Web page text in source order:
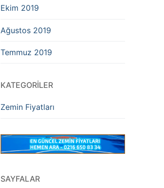
Ekim 2019
Ağustos 2019
Temmuz 2019
KATEGORILER
Zemin Fiyatları
SAYFALAR